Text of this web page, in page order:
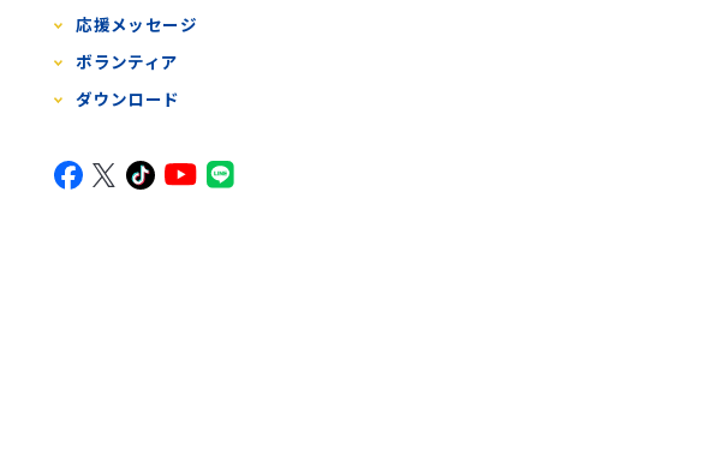
応援メッセージ
ボランティア
ダウンロード